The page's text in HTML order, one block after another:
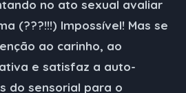
no ato sexual avaliar
(???!!!) Impossível! Mas se
ao carinho, ao
e satisfaz a auto-
do sensorial para o